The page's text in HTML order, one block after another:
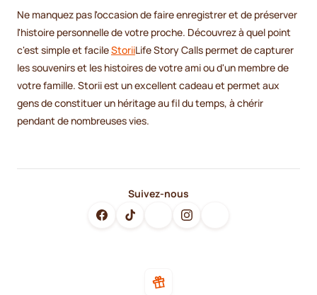
Ne manquez pas l'occasion de faire enregistrer et de préserver
l'histoire personnelle de votre proche. Découvrez à quel point
c'est simple et facileStoriiLife Story Calls permet de capturer
les souvenirs et les histoires de votre ami ou d'un membre de
votre famille. Storii est un excellent cadeau et permet aux
gens de constituer un héritage au fil du temps, à chérir
pendant de nombreuses vies.
Suivez-nous